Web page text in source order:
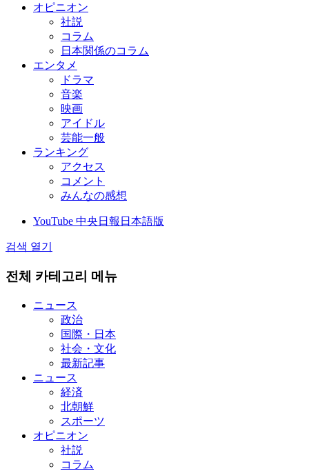
オピニオン
社説
コラム
日本関係のコラム
エンタメ
ドラマ
音楽
映画
アイドル
芸能一般
ランキング
アクセス
コメント
みんなの感想
YouTube 中央日報日本語版
검색 열기
전체 카테고리 메뉴
ニュース
政治
国際・日本
社会・文化
最新記事
ニュース
経済
北朝鮮
スポーツ
オピニオン
社説
コラム